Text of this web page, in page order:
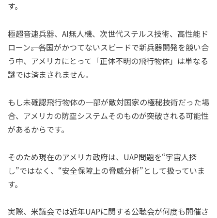
す。
極超音速兵器、AI無人機、次世代ステルス技術、高性能ド
ローン――。各国がかつてないスピードで新兵器開発を競い合
う中、アメリカにとって「正体不明の飛行物体」は単なる
謎では済まされません。
もし未確認飛行物体の一部が敵対国家の極秘技術だった場
合、アメリカの防空システムそのものが突破される可能性
があるからです。
そのため現在のアメリカ政府は、UAP問題を“宇宙人探
し”ではなく、“安全保障上の脅威分析”として扱っていま
す。
実際、米議会では近年UAPに関する公聴会が何度も開催さ